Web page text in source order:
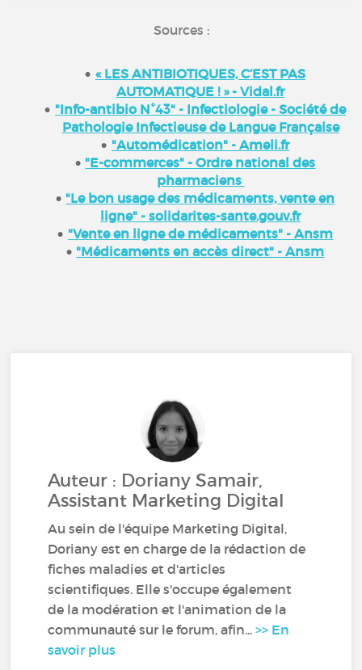
Sources :
« LES ANTIBIOTIQUES, C’EST PAS
AUTOMATIQUE ! » - Vidal.fr
"Info-antibio N°43" - Infectiologie - Société de
Pathologie Infectieuse de Langue Française
"Automédication" - Ameli.fr
"E-commerces" - Ordre national des
pharmaciens
"Le bon usage des médicaments, vente en
ligne" - solidarites-sante.gouv.fr
"Vente en ligne de médicaments" - Ansm
"Médicaments en accès direct" - Ansm
Auteur : Doriany Samair,
Assistant Marketing Digital
Au sein de l'équipe Marketing Digital,
Doriany est en charge de la rédaction de
fiches maladies et d'articles
scientifiques. Elle s'occupe également
de la modération et l'animation de la
communauté sur le forum, afin...>> En
savoir plus